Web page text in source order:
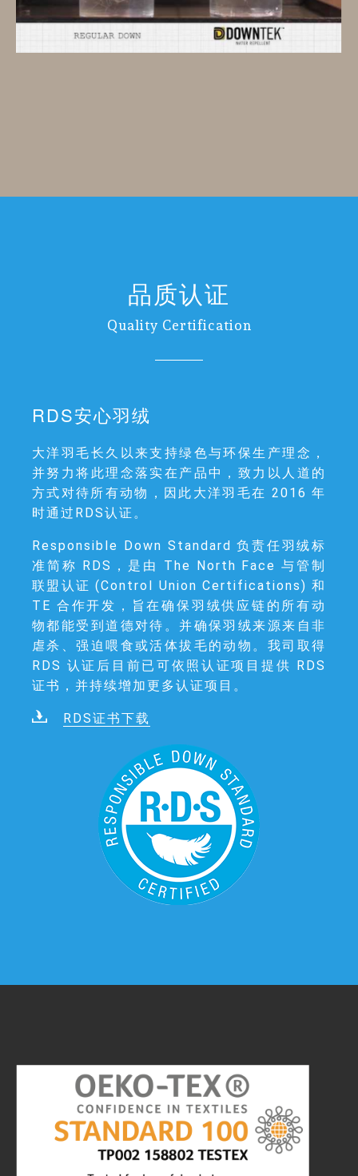
品质认证
Quality Certification
RDS安心羽绒
大洋羽毛长久以来支持绿色与环保生产理念，
并努力将此理念落实在产品中，致力以人道的
方式对待所有动物，因此大洋羽毛在 2016 年
时通过RDS认证。
Responsible Down Standard 负责任羽绒标
准简称 RDS，是由 The North Face 与管制
联盟认证 (Control Union Certifications) 和
TE 合作开发，旨在确保羽绒供应链的所有动
物都能受到道德对待。并确保羽绒来源来自非
虐杀、强迫喂食或活体拔毛的动物。我司取得
RDS 认证后目前已可依照认证项目提供 RDS
证书，并持续增加更多认证项目。
RDS证书下载